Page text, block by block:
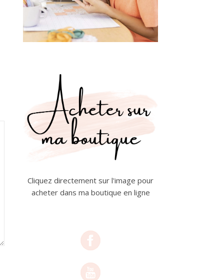
Cliquez directement sur l'image pour
acheter dans ma boutique en ligne